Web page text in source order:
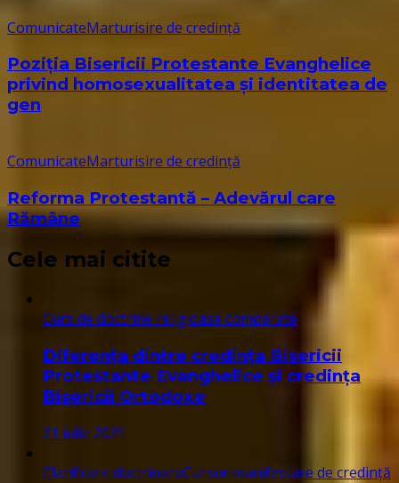
ComunicateMarturisire de credință
Poziția Bisericii Protestante Evanghelice
privind homosexualitatea și identitatea de
gen
ComunicateMarturisire de credință
Reforma Protestantă – Adevărul care
Rămâne
Cele mai citite
Curs de doctrine religioase comparate
Diferența dintre credința Bisericii
Protestante Evanghelice și credința
Bisericii Ortodoxe
21 iulie 2021
Clarificare doctrinaraCursurimanifestare de credință